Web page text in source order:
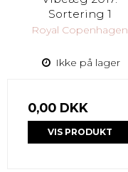
Sortering 1
Royal Copenhagen
Ikke på lager
0,00 DKK
VIS PRODUKT